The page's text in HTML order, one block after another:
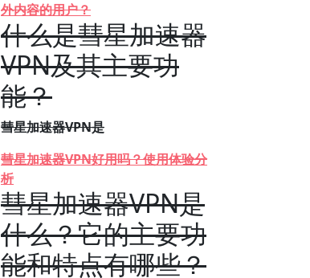
外内容的用户？
什么是彗星加速器
VPN及其主要功
能？
彗星加速器VPN是
彗星加速器VPN好用吗？使用体验分
析
彗星加速器VPN是
什么？它的主要功
能和特点有哪些？